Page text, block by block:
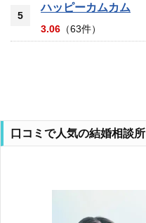
5
ハッピーカムカム
3.06 （63件）
口コミで人気の結婚相談所